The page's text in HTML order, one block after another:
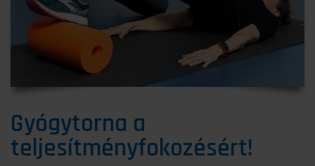
Gyógytorna a
teljesítményfokozésért!